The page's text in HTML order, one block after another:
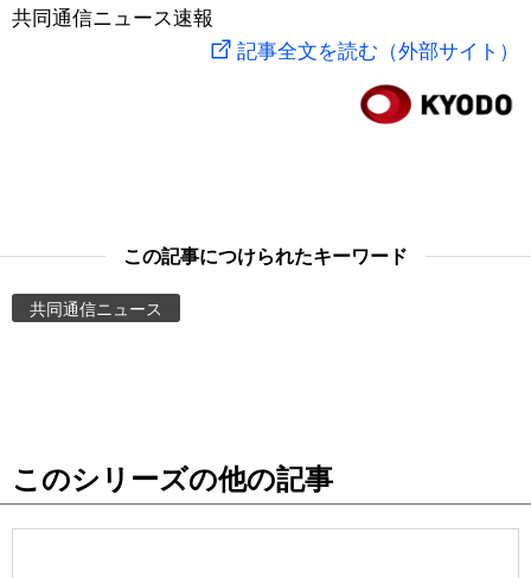
スポーツ・東京2020
Topics
Images
お知らせ
共同通信ニュース速報
記事全文を読む（外部サイト）
この記事につけられたキーワード
共同通信ニュース
このシリーズの他の記事